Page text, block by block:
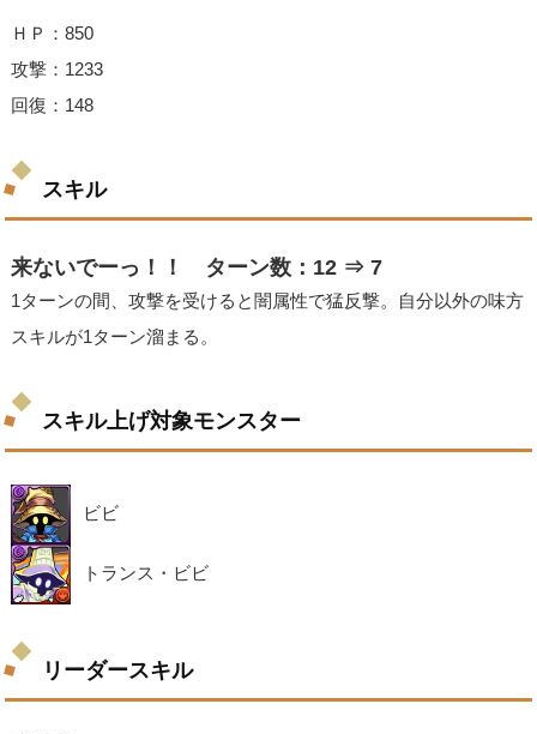
ＨＰ：850
攻撃：1233
回復：148
スキル
来ないでーっ！！ ターン数：12 ⇒ 7
1ターンの間、攻撃を受けると闇属性で猛反撃。自分以外の味方
スキルが1ターン溜まる。
スキル上げ対象モンスター
ビビ
トランス・ビビ
リーダースキル